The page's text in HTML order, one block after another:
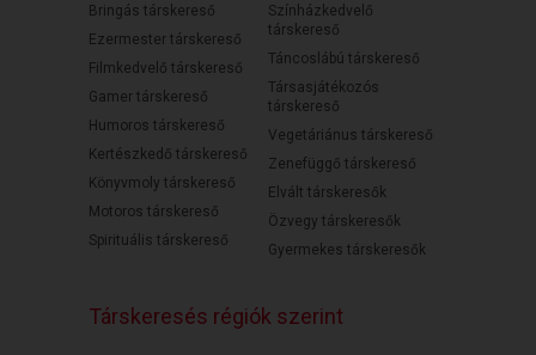
Bringás társkereső
Ezermester társkereső
Filmkedvelő társkereső
Gamer társkereső
Humoros társkereső
Kertészkedő társkereső
Könyvmoly társkereső
Motoros társkereső
Spirituális társkereső
Színházkedvelő
társkereső
Táncoslábú társkereső
Társasjátékozós
társkereső
Vegetáriánus társkereső
Zenefüggő társkereső
Elvált társkeresők
Özvegy társkeresők
Gyermekes társkeresők
Társkeresés régiók szerint